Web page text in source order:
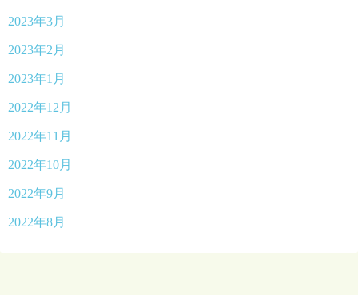
2023年3月
2023年2月
2023年1月
2022年12月
2022年11月
2022年10月
2022年9月
2022年8月